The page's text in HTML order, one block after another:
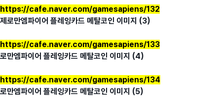
https://cafe.naver.com/gamesapiens/132
제 로만엠파이어 플레잉카드 메탈코인 이미지 (3)
https://cafe.naver.com/gamesapiens/133
로만엠파이어 플레잉카드 메탈코인 이미지 (4)
https://cafe.naver.com/gamesapiens/134
로만엠파이어 플레잉카드 메탈코인 이미지 (5)